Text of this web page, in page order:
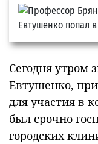
Сегодня утром
Евтушенко,
для участия в
был срочно
городских